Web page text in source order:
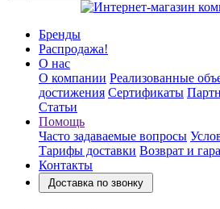
Бренды
Распродажа!
О нас
О компании Реализованные
достижения Сертификаты
Статьи
Помощь
Часто задаваемые вопросы
Тарифы доставки Возврат и
Контакты
Доставка по звонку